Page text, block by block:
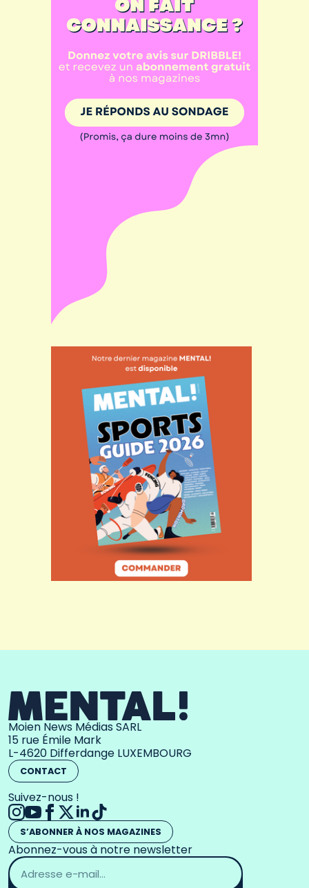
Moien News Médias SARL
15 rue Émile Mark
L-4620 Differdange LUXEMBOURG
CONTACT
Suivez-nous !
S’ABONNER À NOS MAGAZINES
Abonnez-vous à notre newsletter
Adresse
email
*